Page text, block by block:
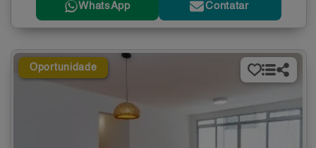
WhatsApp Contatar
Oportunidade